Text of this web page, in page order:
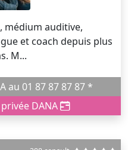
médium auditive,
et coach depuis plus
de 15 ans. M...
Prendre RDV avec DANA au 01 87 87 87 87 *
DANA